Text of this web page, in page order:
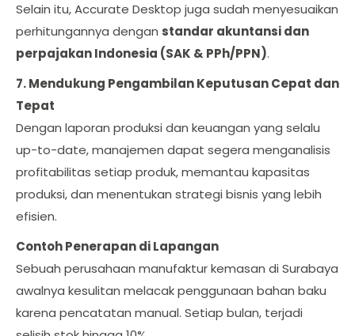
Selain itu, Accurate Desktop juga sudah menyesuaikan
perhitungannya dengan standar akuntansi dan
perpajakan Indonesia (SAK & PPh/PPN).
7. Mendukung Pengambilan Keputusan Cepat dan
Tepat
Dengan laporan produksi dan keuangan yang selalu
up-to-date, manajemen dapat segera menganalisis
profitabilitas setiap produk, memantau kapasitas
produksi, dan menentukan strategi bisnis yang lebih
efisien.
Contoh Penerapan di Lapangan
Sebuah perusahaan manufaktur kemasan di Surabaya
awalnya kesulitan melacak penggunaan bahan baku
karena pencatatan manual. Setiap bulan, terjadi